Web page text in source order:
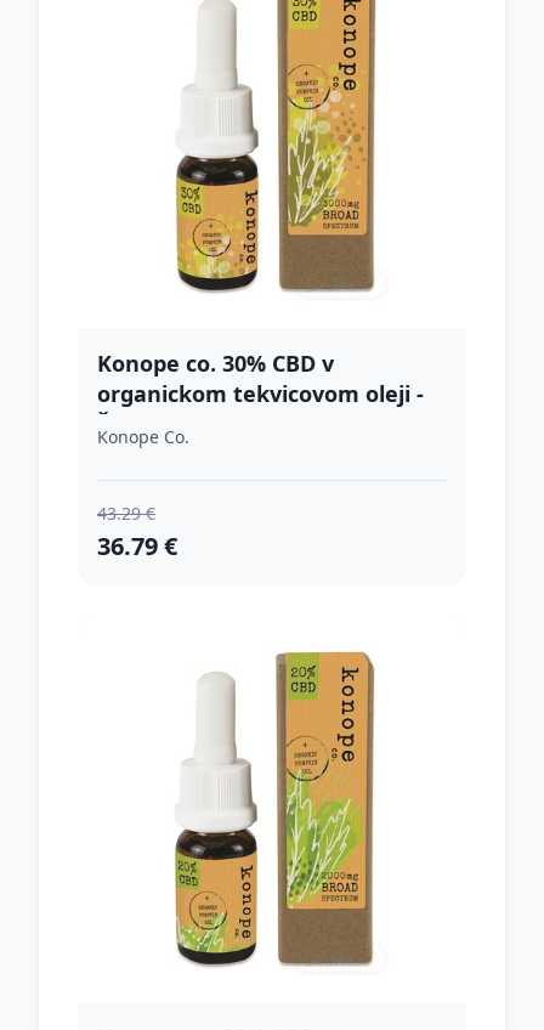
Konope co. 30% CBD v
organickom tekvicovom oleji -
Široké Spektrum 3000mg
Konope Co.
43.29 €
36.79 €